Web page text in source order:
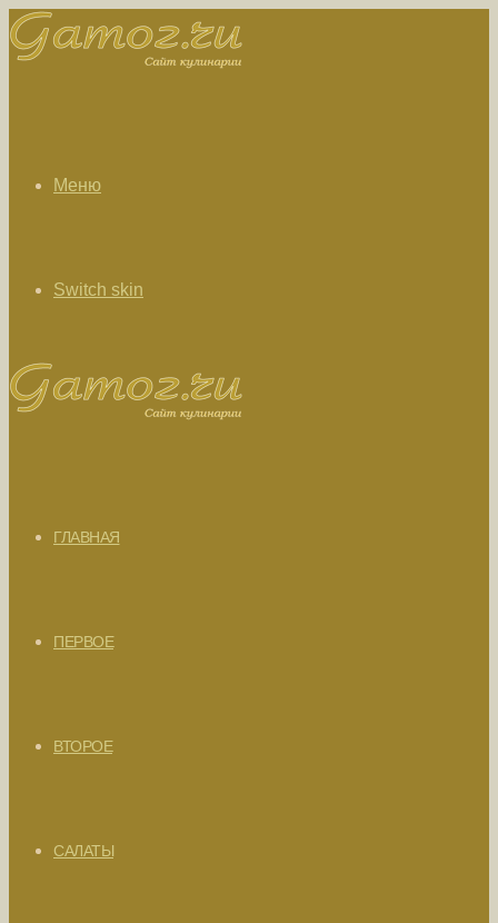
Меню
Switch skin
ГЛАВНАЯ
ПЕРВОЕ
ВТОРОЕ
САЛАТЫ